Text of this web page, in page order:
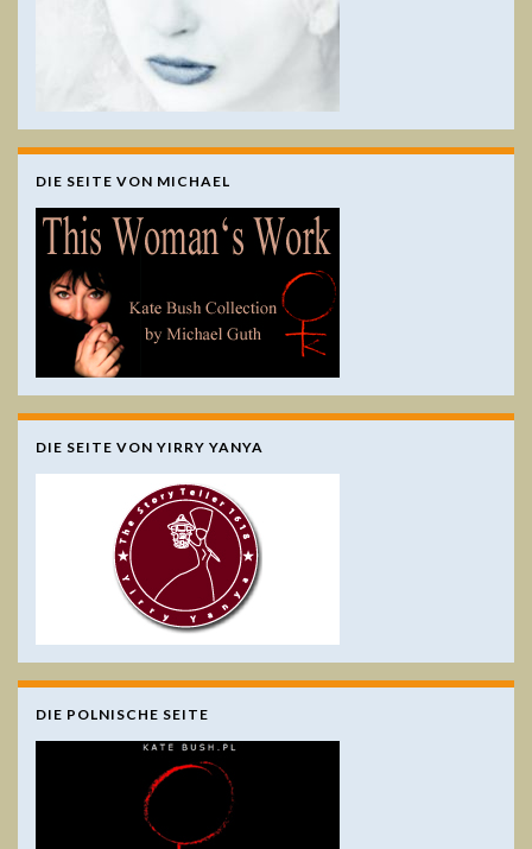
DIE SEITE VON MICHAEL
DIE SEITE VON YIRRY YANYA
DIE POLNISCHE SEITE